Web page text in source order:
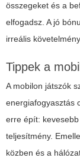
összegeket és a
elfogadsz. A jó
irreális
Tippek a
A mobilon játszók
energiafogyasztás
erre épít:
teljesítmény.
közben és a